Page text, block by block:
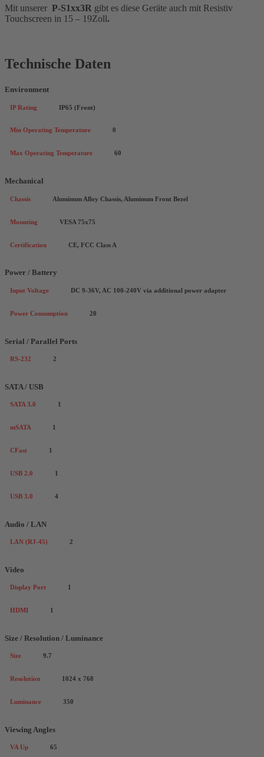
Mit unserer P-S1xx3R gibt es diese Geräte auch mit Resistiv
Touchscreen in 15 – 19Zoll.
Technische Daten
Environment
IP Rating IP65 (Front)
Min Operating Temperature 0
Max Operating Temperature 60
Mechanical
Chassis Aluminum Alloy Chassis, Aluminum Front Bezel
Mounting VESA 75x75
Certification CE, FCC Class A
Power / Battery
Input Voltage DC 9-36V, AC 100-240V via additional power adapter
Power Consumption 20
Serial / Parallel Ports
RS-232 2
SATA / USB
SATA 3.0 1
mSATA 1
CFast 1
USB 2.0 1
USB 3.0 4
Audio / LAN
LAN (RJ-45) 2
Video
Display Port 1
HDMI 1
Size / Resolution / Luminance
Size 9.7
Resolution 1024 x 768
Luminance 350
Viewing Angles
VA Up 65